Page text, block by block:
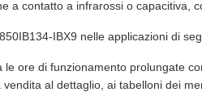
a contatto a infrarossi o capacitiva,
IBX9 nelle applicazioni di
le ore di funzionamento prolungate
al dettaglio, ai tabelloni dei